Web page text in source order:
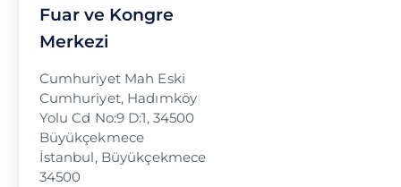
Fuar ve Kongre
Merkezi
Cumhuriyet Mah Eski
Cumhuriyet, Hadımköy
Yolu Cd No:9 D:1, 34500
Büyükçekmece
İstanbul, Büyükçekmece
34500